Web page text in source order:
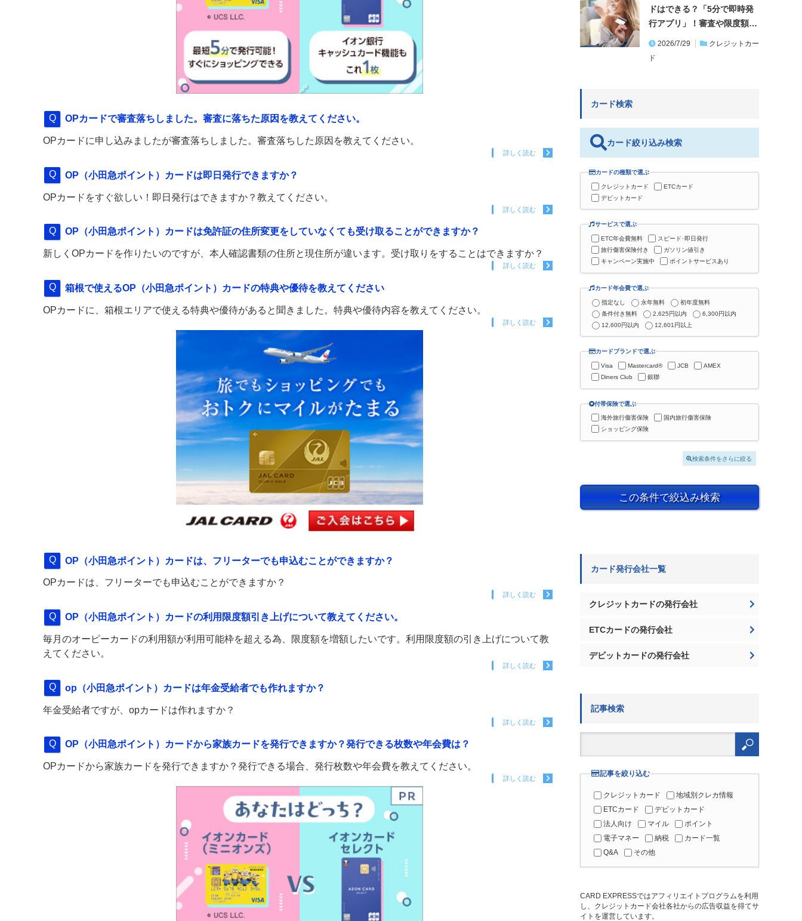
OPカードで審査落ちしました。審査に落ちた原因を教えてください。
OPカードに申し込みましたが審査落ちしました。審査落ちした原因を教えてください。
詳しく読む
OP（小田急ポイント）カードは即日発行できますか？
OPカードをすぐ欲しい！即日発行はできますか？教えてください。
詳しく読む
OP（小田急ポイント）カードは免許証の住所変更をしていなくても受け取ることができますか？
新しくOPカードを作りたいのですが、本人確認書類の住所と現住所が違います。受け取りをすることはできますか？
詳しく読む
箱根で使えるOP（小田急ポイント）カードの特典や優待を教えてください
OPカードに、箱根エリアで使える特典や優待があると聞きました。特典や優待内容を教えてください。
詳しく読む
OP（小田急ポイント）カードは、フリーターでも申込むことができますか？
OPカードは、フリーターでも申込むことができますか？
詳しく読む
OP（小田急ポイント）カードの利用限度額引き上げについて教えてください。
毎月のオーピーカードの利用額が利用可能枠を超える為、限度額を増額したいです。利用限度額の引き上げについて教
えてください。
詳しく読む
op（小田急ポイント）カードは年金受給者でも作れますか？
年金受給者ですが、opカードは作れますか？
詳しく読む
OP（小田急ポイント）カードから家族カードを発行できますか？発行できる枚数や年会費は？
OPカードから家族カードを発行できますか？発行できる場合、発行枚数や年会費を教えてください。
詳しく読む
ドはできる？「5分で即時発
行アプリ」！審査や限度額…
2026/7/29
クレジットカー
ド
カード検索
カード絞り込み検索
カードの種類で選ぶ
クレジットカード
ETCカード
デビットカード
サービスで選ぶ
ETC年会費無料
スピード･即日発行
旅行傷害保険付き
ガソリン値引き
キャンペーン実施中
ポイントサービスあり
カード年会費で選ぶ
指定なし 永年無料
初年度無料
条件付き無料
2,625円以内
6,300円以内
12,600円以内
12,601円以上
カードブランドで選ぶ
Visa Mastercard® JCB
AMEX
Diners Club
銀聯
付帯保険で選ぶ
海外旅行傷害保険
国内旅行傷害保険
ショッピング保険
検索条件をさらに絞る
この条件で絞込み検索
カード発行会社一覧
クレジットカードの発行会社
ETCカードの発行会社
デビットカードの発行会社
記事検索
検
記事を絞り込む
クレジットカード
地域別クレカ情報
ETCカード
デビットカード
法人向け
マイル
ポイント
電子マネー
納税
カード一覧
Q&A
その他
CARD EXPRESSではアフィリエイトプログラムを利用
し、クレジットカード会社各社からの広告収益を得てサ
イトを運営しています。